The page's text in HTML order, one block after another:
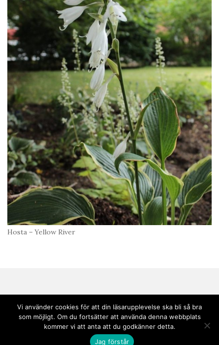
Hosta – Yellow River
Copyright © 2020 Andebark | Tema avColorlibdrivs med WordPress
Vi använder cookies för att din läsarupplevelse ska bli så bra
som möjligt. Om du fortsätter att använda denna webbplats
kommer vi att anta att du godkänner detta.
Jag förstår